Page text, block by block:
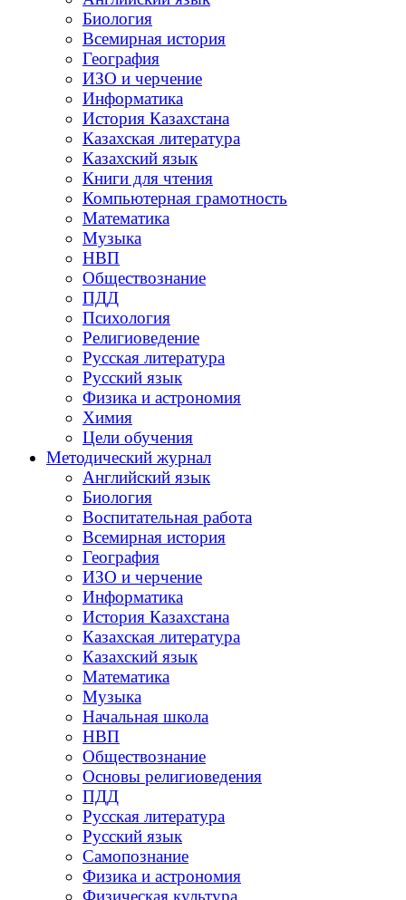
Биология
Всемирная история
География
ИЗО и черчение
Информатика
История Казахстана
Казахская литература
Казахский язык
Книги для чтения
Компьютерная грамотность
Математика
Музыка
НВП
Обществознание
ПДД
Психология
Религиоведение
Русская литература
Русский язык
Физика и астрономия
Химия
Цели обучения
Методический журнал
Английский язык
Биология
Воспитательная работа
Всемирная история
География
ИЗО и черчение
Информатика
История Казахстана
Казахская литература
Казахский язык
Математика
Музыка
Начальная школа
НВП
Обществознание
Основы религиоведения
ПДД
Русская литература
Русский язык
Самопознание
Физика и астрономия
Физическая культура